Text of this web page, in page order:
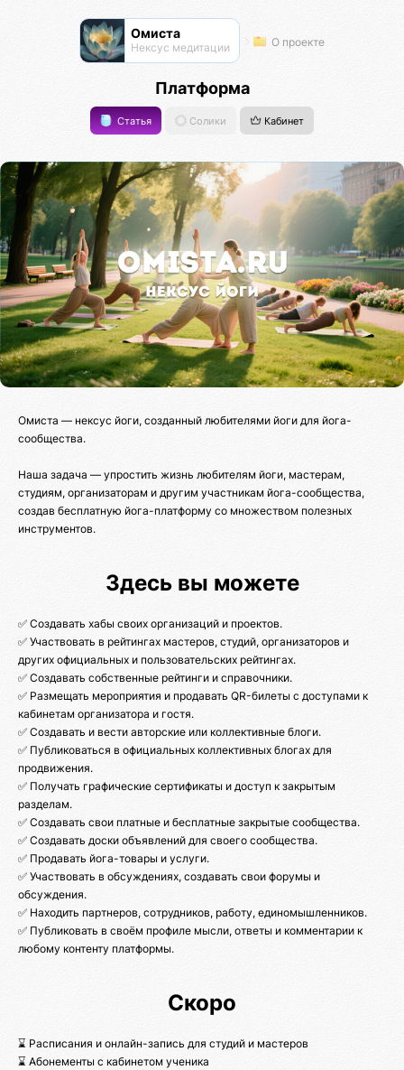
Омиста
Нексус медитации О проекте
Платформа
Статья Солики Кабинет
Омиста — нексус йоги, созданный любителями йоги для йога-
сообщества.
Наша задача — упростить жизнь любителям йоги, мастерам,
студиям, организаторам и другим участникам йога-сообщества,
создав бесплатную йога-платформу со множеством полезных
инструментов.
Здесь вы можете
✅ Создавать хабы своих организаций и проектов.
✅ Участвовать в рейтингах мастеров, студий, организаторов и
других официальных и пользовательских рейтингах.
✅ Создавать собственные рейтинги и справочники.
✅ Размещать мероприятия и продавать QR-билеты с доступами к
кабинетам организатора и гостя.
✅ Создавать и вести авторские или коллективные блоги.
✅ Публиковаться в официальных коллективных блогах для
продвижения.
✅ Получать графические сертификаты и доступ к закрытым
разделам.
✅ Создавать свои платные и бесплатные закрытые сообщества.
✅ Создавать доски объявлений для своего сообщества.
✅ Продавать йога-товары и услуги.
✅ Участвовать в обсуждениях, создавать свои форумы и
обсуждения.
✅ Находить партнеров, сотрудников, работу, единомышленников.
✅ Публиковать в своём профиле мысли, ответы и комментарии к
любому контенту платформы.
Скоро
⌛ Расписания и онлайн-запись для студий и мастеров
⌛ Абонементы с кабинетом ученика